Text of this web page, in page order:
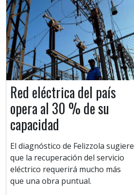
Red eléctrica del país
opera al 30 % de su
capacidad
El diagnóstico de Felizzola sugiere
que la recuperación del servicio
eléctrico requerirá mucho más
que una obra puntual.